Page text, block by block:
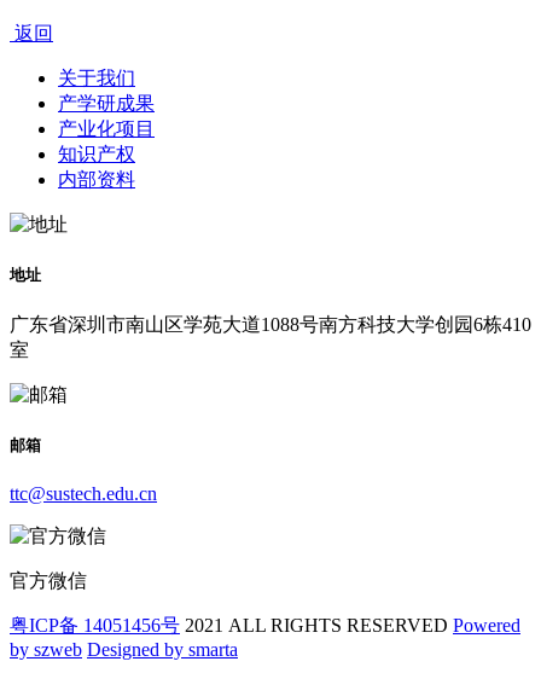
返回
关于我们
产学研成果
产业化项目
知识产权
内部资料
地址
广东省深圳市南山区学苑大道1088号南方科技大学创园6栋410
室
邮箱
ttc@sustech.edu.cn
官方微信
粤ICP备 14051456号 2021 ALL RIGHTS RESERVED Powered
by szweb Designed by smarta